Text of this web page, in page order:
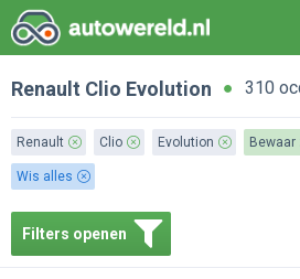
Renault Clio Evolution 310
Renault Clio Evolution
Wis alles
Filters openen